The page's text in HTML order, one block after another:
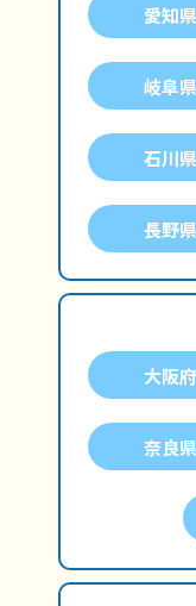
大阪府
奈良県
愛知県
岐阜県
石川県
長野県